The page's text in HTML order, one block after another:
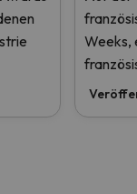
Weeks,